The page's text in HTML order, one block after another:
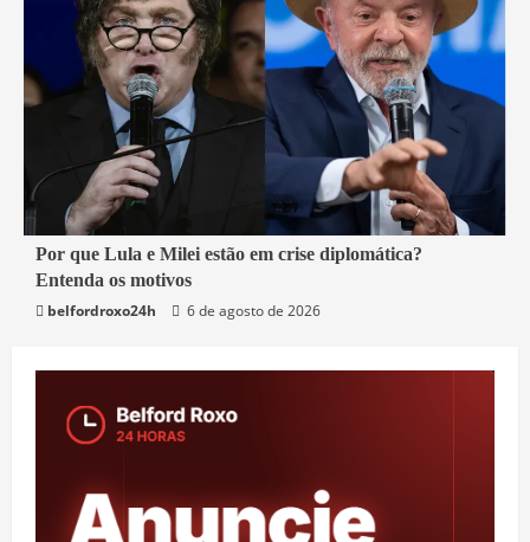
3 min read
Mundo
Por que Lula e Milei estão em crise diplomática?
Entenda os motivos
belfordroxo24h
6 de agosto de 2026